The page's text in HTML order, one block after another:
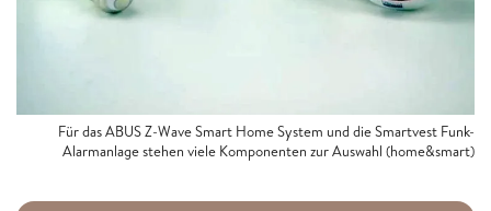
Für das ABUS Z-Wave Smart Home System und die Smartvest Funk-
Alarmanlage stehen viele Komponenten zur Auswahl (home&smart)